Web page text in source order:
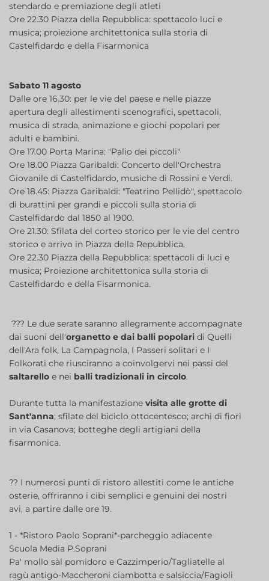
stendardo e premiazione degli atleti
Ore 22.30 Piazza della Repubblica: spettacolo luci e
musica; proiezione architettonica sulla storia di
Castelfidardo e della Fisarmonica
Sabato 11 agosto
Dalle ore 16.30: per le vie del paese e nelle piazze
apertura degli allestimenti scenografici, spettacoli,
musica di strada, animazione e giochi popolari per
adulti e bambini.
Ore 17.00 Porta Marina: "Palio dei piccoli"
Ore 18.00 Piazza Garibaldi: Concerto dell'Orchestra
Giovanile di Castelfidardo, musiche di Rossini e Verdi.
Ore 18.45: Piazza Garibaldi: "Teatrino Pellidò", spettacolo
di burattini per grandi e piccoli sulla storia di
Castelfidardo dal 1850 al 1900.
Ore 21.30: Sfilata del corteo storico per le vie del centro
storico e arrivo in Piazza della Repubblica.
Ore 22.30 Piazza della Repubblica: spettacoli di luci e
musica; Proiezione architettonica sulla storia di
Castelfidardo e della Fisarmonica.
??? Le due serate saranno allegramente accompagnate
dai suoni dell'organetto e dai balli popolari di Quelli
dell'Ara folk, La Campagnola, I Passeri solitari e I
Folkorati che riusciranno a coinvolgervi nei passi del
saltarello e nei balli tradizionali in circolo.
Durante tutta la manifestazione visita alle grotte di
Sant'anna; sfilate del biciclo ottocentesco; archi di fiori
in via Casanova; botteghe degli artigiani della
fisarmonica.
?? I numerosi punti di ristoro allestiti come le antiche
osterie, offriranno i cibi semplici e genuini dei nostri
avi, a partire dalle ore 19.
1 - *Ristoro Paolo Soprani*-parcheggio adiacente
Scuola Media P.Soprani
Pa' mollo sàl pomidoro e Cazzimperio/Tagliatelle al
ragù antigo-Maccheroni ciambotta e salsiccia/Fagioli